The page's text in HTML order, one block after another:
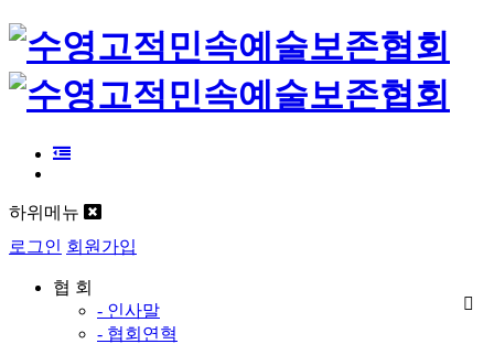
하위메뉴
로그인 회원가입
협 회
- 인사말
- 협회연혁